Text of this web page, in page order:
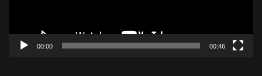
00:00 00:46